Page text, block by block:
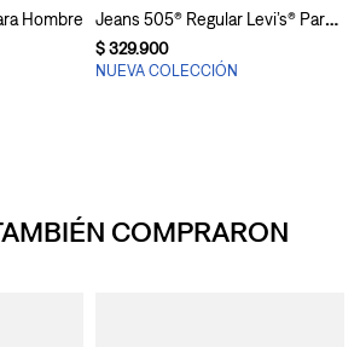
Hombre Jeans 505® Regular Levi’s® Para Hombre
$329.900
NUEVA COLECCIÓN
COMPRARON